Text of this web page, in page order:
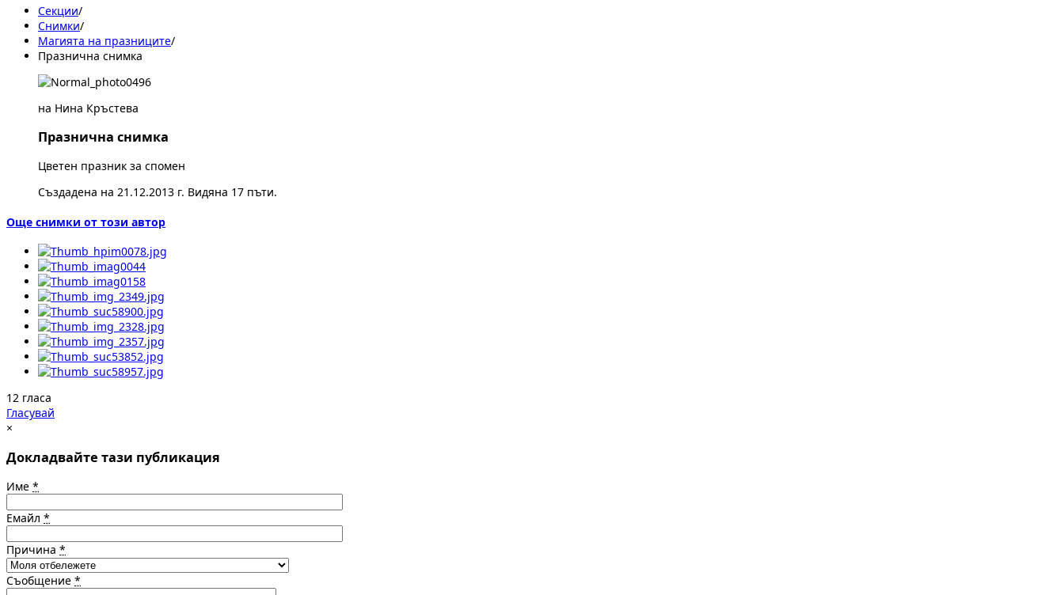
Секции/
Снимки/
Магията на празниците/
Празнична снимка
на Нина Кръстева
Празнична снимка
Цветен празник за спомен
Създадена на 21.12.2013 г. Видяна 17 пъти.
Още снимки от този автор
12 гласа
Гласувай
×
Докладвайте тази публикация
Име *
Емайл *
Причина *
Съобщение *